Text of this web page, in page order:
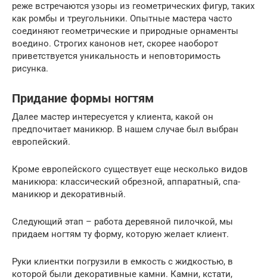
реже встречаются узоры из геометрических фигур, таких
как ромбы и треугольники. Опытные мастера часто
соединяют геометрические и природные орнаменты
воедино. Строгих канонов нет, скорее наоборот
приветствуется уникальность и неповторимость
рисунка.
Придание формы ногтям
Далее мастер интересуется у клиента, какой он
предпочитает маникюр. В нашем случае был выбран
европейский.
Кроме европейского существует еще несколько видов
маникюра: классический обрезной, аппаратный, спа-
маникюр и декоративный.
Следующий этап – работа деревяной пилочкой, мы
придаем ногтям ту форму, которую желает клиент.
Руки клиентки погрузили в емкость с жидкостью, в
которой были декоративные камни. Камни, кстати,